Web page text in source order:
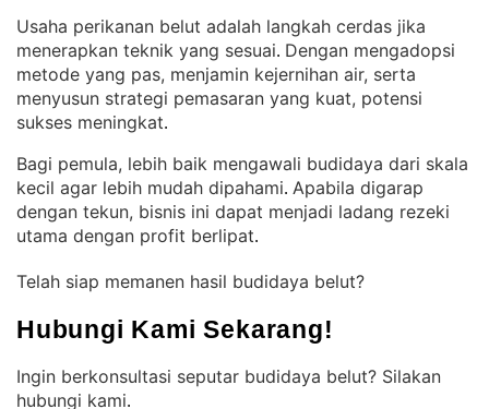
Usaha perikanan belut adalah langkah cerdas jika
menerapkan teknik yang sesuai. Dengan mengadopsi
metode yang pas, menjamin kejernihan air, serta
menyusun strategi pemasaran yang kuat, potensi
sukses meningkat.
Bagi pemula, lebih baik mengawali budidaya dari skala
kecil agar lebih mudah dipahami. Apabila digarap
dengan tekun, bisnis ini dapat menjadi ladang rezeki
utama dengan profit berlipat.
Telah siap memanen hasil budidaya belut?
Hubungi Kami Sekarang!
Ingin berkonsultasi seputar budidaya belut? Silakan
hubungi kami.